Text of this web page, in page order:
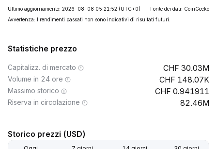
Ultimo aggiornamento: 2026-08-08 05:21:52 (UTC+0)
Fonte dei dati: CoinGecko
Avvertenza: I rendimenti passati non sono indicativi di risultati futuri.
Statistiche prezzo
Capitalizz. di mercato 30.03M
Volume in 24 ore 148.07K
Massimo storico 0.941911
Riserva in circolazione 82.46M
Storico prezzi (USD)